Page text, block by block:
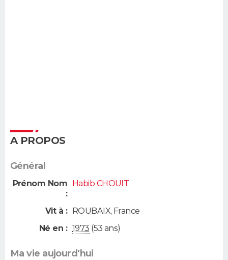
A PROPOS
Général
Prénom Nom
:
Habib CHOUIT
Vit à : ROUBAIX, France
Né en : 1973 (53 ans)
Ma vie aujourd'hui